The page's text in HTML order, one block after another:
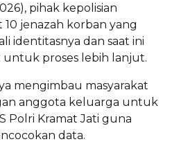
pihak kepolisian
jenazah korban yang
identitasnya dan saat ini
untuk proses lebih lanjut.
mengimbau masyarakat
anggota keluarga untuk
Polri Kramat Jati guna
data.